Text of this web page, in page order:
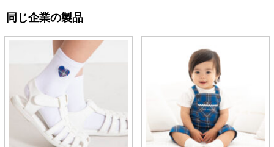
同じ企業の製品